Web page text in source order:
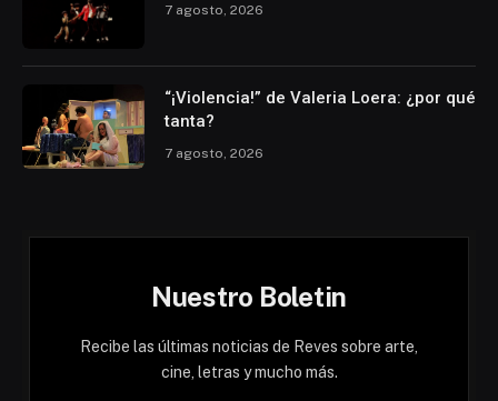
7 agosto, 2026
“¡Violencia!” de Valeria Loera: ¿por qué
tanta?
7 agosto, 2026
Nuestro Boletin
Recibe las últimas noticias de Reves sobre arte,
cine, letras y mucho más.